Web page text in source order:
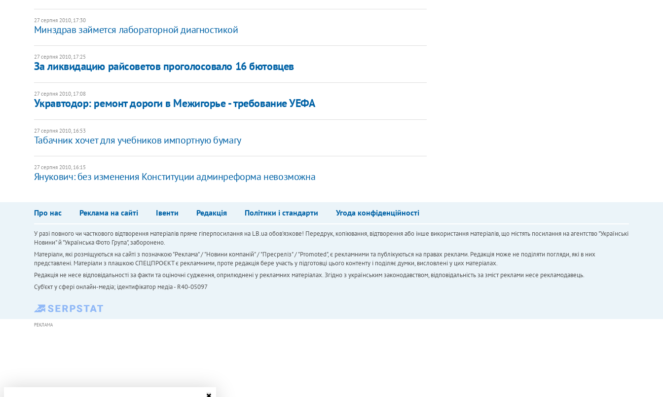
27 серпня 2010, 17:30
Минздрав займется лабораторной диагностикой
27 серпня 2010, 17:25
За ликвидацию райсоветов проголосовало 16 бютовцев
27 серпня 2010, 17:08
Укравтодор: ремонт дороги в Межигорье - требование УЕФА
27 серпня 2010, 16:53
Табачник хочет для учебников импортную бумагу
27 серпня 2010, 16:15
Янукович: без изменения Конституции админреформа невозможна
Про нас Реклама на сайті Івенти Редакція Політики і стандарти Угода конфіденційності
У разі повного чи часткового відтворення матеріалів пряме гіперпосилання на LB.ua обов'язкове! Передрук, копіювання, відтворення або інше використання матеріалів, що містять посилання на агентство "Українськi
Новини" й "Українська Фото Група", заборонено.
Матеріали, які розміщуються на сайті з позначкою "Реклама" / "Новини компаній" / "Пресреліз" / "Promoted", є рекламними та публікуються на правах реклами. Редакція може не поділяти погляди, які в них
представлені. Матеріали з плашкою СПЕЦПРОЄКТ є рекламними, проте редакція бере участь у підготовці цього контенту і поділяє думки, висловлені у цих матеріалах.
Редакція не несе відповідальності за факти та оціночні судження, оприлюднені у рекламних матеріалах. Згідно з українським законодавством, відповідальність за зміст реклами несе рекламодавець.
Cуб'єкт у сфері онлайн-медіа; ідентифікатор медіа - R40-05097
РЕКЛАМА